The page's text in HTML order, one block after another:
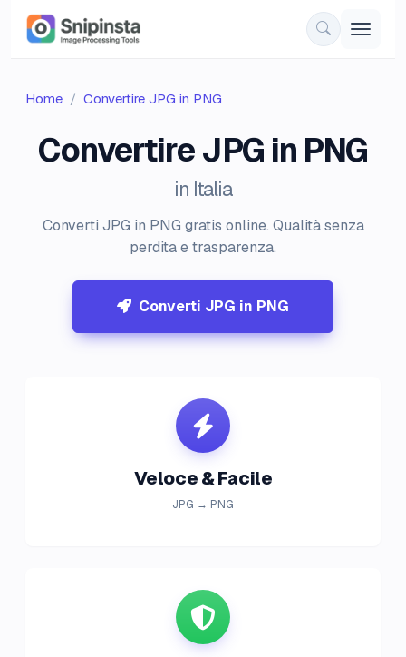
Home Convertire JPG in PNG
Convertire JPG in PNG
in Italia
Converti JPG in PNG gratis online. Qualità senza
perdita e trasparenza.
Converti JPG in PNG
Veloce & Facile
JPG → PNG